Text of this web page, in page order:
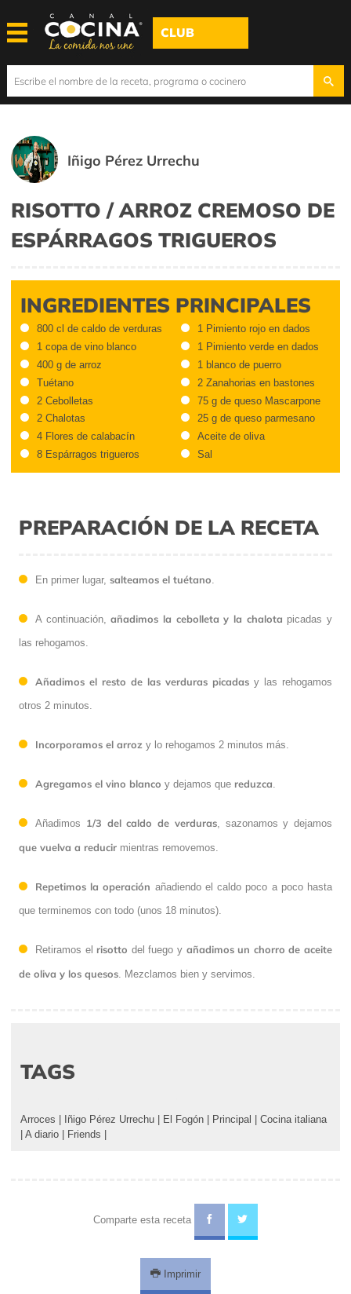
CLUB
Iñigo Pérez Urrechu
RISOTTO / ARROZ CREMOSO DE
ESPÁRRAGOS TRIGUEROS
INGREDIENTES PRINCIPALES
800 cl de caldo de verduras
1 copa de vino blanco
400 g de arroz
Tuétano
2 Cebolletas
2 Chalotas
4 Flores de calabacín
8 Espárragos trigueros
1 Pimiento rojo en dados
1 Pimiento verde en dados
1 blanco de puerro
2 Zanahorias en bastones
75 g de queso Mascarpone
25 g de queso parmesano
Aceite de oliva
Sal
PREPARACIÓN DE LA RECETA
En primer lugar, salteamos el tuétano
A continuación,añadimos la cebolleta y la chalota picadas y
las rehogamos.
Añadimos el resto de las verduras picadas y las rehogamos
otros 2 minutos.
Incorporamos el arroz y lo rehogamos 2 minutos más.
Agregamos el vino blanco y dejamos que reduzca
Añadimos 1/3 del caldo de verduras, sazonamos y dejamos
que vuelva a reducir mientras removemos.
Repetimos la operación añadiendo el caldo poco a poco hasta
que terminemos con todo (unos 18 minutos).
Retiramos el risotto del fuego y añadimos un chorro de aceite
de oliva y los quesos . Mezclamos bien y servimos.
TAGS
Arroces Iñigo Pérez Urrechu El Fogón Principal
Cocina italiana
A diario Friends
Comparte esta receta
Imprimir